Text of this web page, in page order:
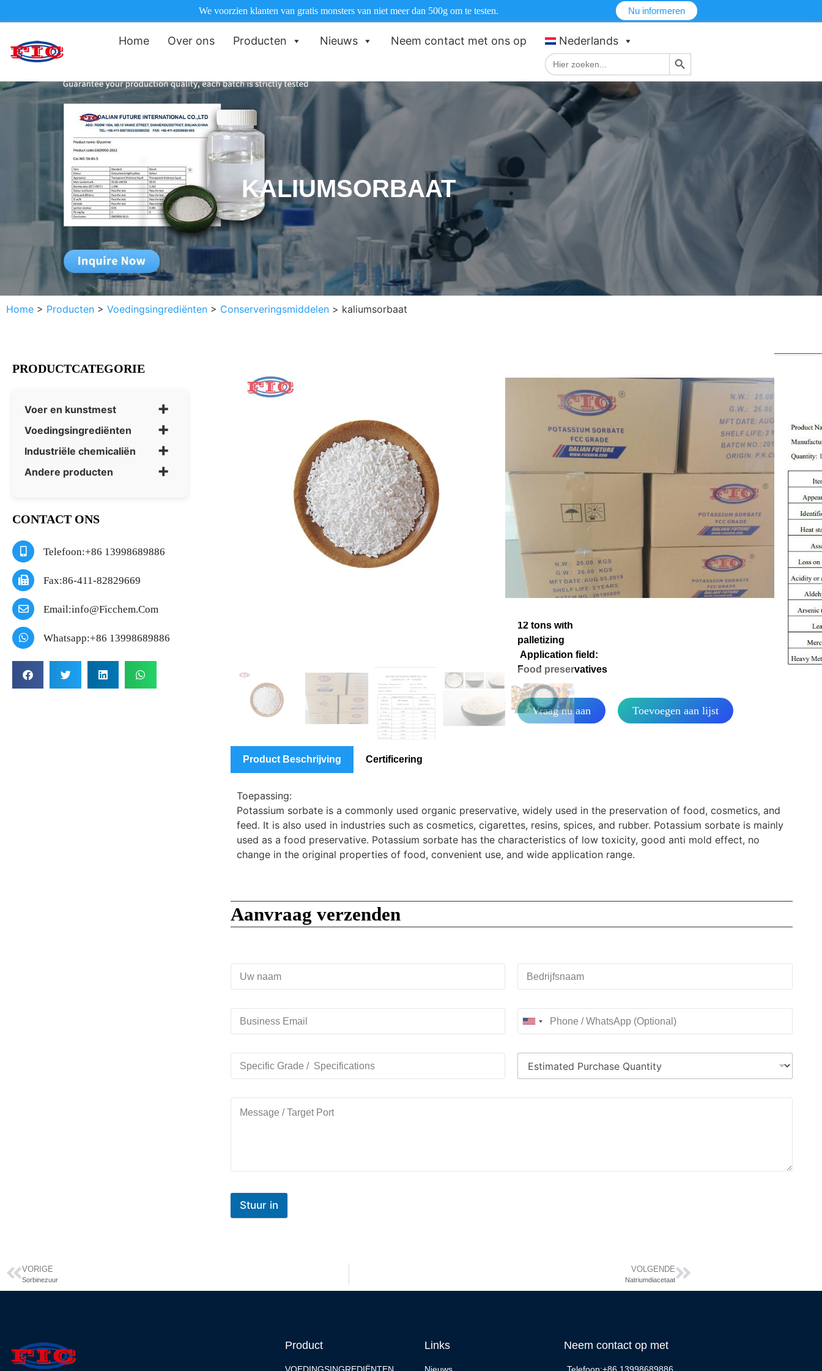
We voorzien klanten van gratis monsters van niet meer dan 500g om te testen. Nu informeren
Home Over ons Producten Nieuws Neem contact met ons op Nederlands
Zoek
naar:
Zoekknop
KALIUMSORBAAT
Home > Producten > Voedingsingrediënten > Conserveringsmiddelen > kaliumsorbaat
PRODUCTCATEGORIE
Voer en kunstmest +
Voedingsingrediënten +
Industriële chemicaliën +
Andere producten +
CONTACT ONS
Telefoon:+86 13998689886
Fax:86-411-82829669
Email:info@ficchem.com
Whatsapp:+86 13998689886
CAS number:
Molecular formula:
C6H7KO2
Minimum order
quantity: 15MT
Packaging and
packing
specifications:
25kg/bag, 15 tons
12 tons with
palletizing
Application field:
Food preservatives
Vraag nu aan Toevoegen aan lijst
Product Beschrijving Certificering
Toepassing:
Potassium sorbate is a commonly used organic preservative, widely used in the preservation of food, cosmetics, and
feed. It is also used in industries such as cosmetics, cigarettes, resins, spices, and rubber. Potassium sorbate is mainly
used as a food preservative. Potassium sorbate has the characteristics of low toxicity, good anti mold effect, no
change in the original properties of food, convenient use, and wide application range.
Aanvraag verzenden
Stuur in
VORIGE
Sorbinezuur
VOLGENDE
Natriumdiacetaat
Product
VOEDINGSINGREDIËNTEN
Links
Nieuws
Neem contact op met
Telefoon:+86 13998689886